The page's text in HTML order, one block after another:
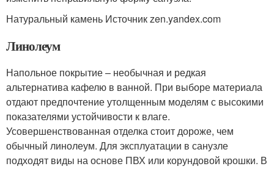
Натуральный камень Источник zen.yandex.com
Линолеум
Напольное покрытие – необычная и редкая
альтернатива кафелю в ванной. При выборе материала
отдают предпочтение утолщенным моделям с высокими
показателями устойчивости к влаге.
Усовершенствованная отделка стоит дороже, чем
обычный линолеум. Для эксплуатации в санузле
подходят виды на основе ПВХ или корундовой крошки. В